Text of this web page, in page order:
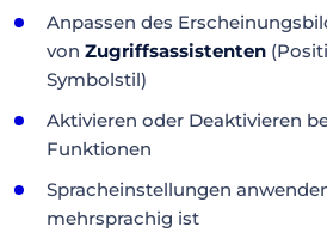
Anpassen des
von Zugriffsassistenten
Symbolstil)
Aktivieren oder Deaktivieren
Funktionen
Spracheinstellungen
mehrsprachig ist